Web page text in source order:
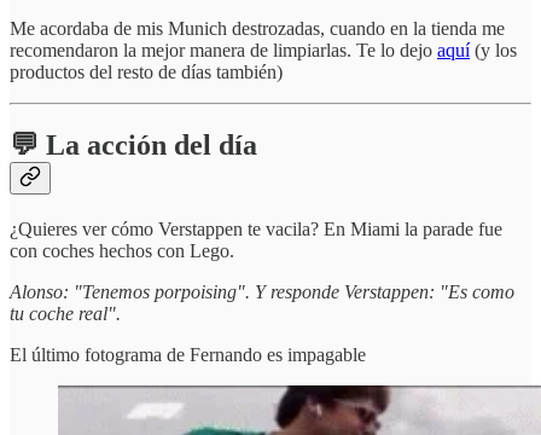
Me acordaba de mis Munich destrozadas, cuando en la tienda me
recomendaron la mejor manera de limpiarlas. Te lo dejo aquí(y los
productos del resto de días también)
💬 La acción del día
¿Quieres ver cómo Verstappen te vacila? En Miami la parade fue
con coches hechos con Lego.
Alonso: "Tenemos porpoising". Y responde Verstappen: "Es como
tu coche real".
El último fotograma de Fernando es impagable